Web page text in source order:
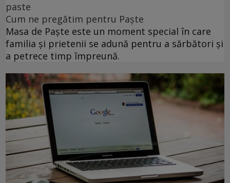
paste
Cum ne pregătim pentru Paște
Masa de Paște este un moment special în care
familia și prietenii se adună pentru a sărbători și
a petrece timp împreună.